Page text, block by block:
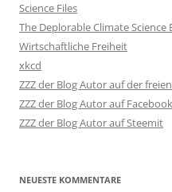
Science Files
The Deplorable Climate Science
Wirtschaftliche Freiheit
xkcd
ZZZ der Blog Autor auf der
ZZZ der Blog Autor auf Facebook
ZZZ der Blog Autor auf Steemit
NEUESTE KOMMENTARE